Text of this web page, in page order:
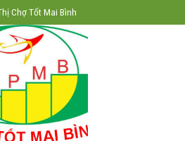
Chợ Tốt Mai Bình